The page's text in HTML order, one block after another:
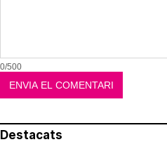
0/500
Destacats